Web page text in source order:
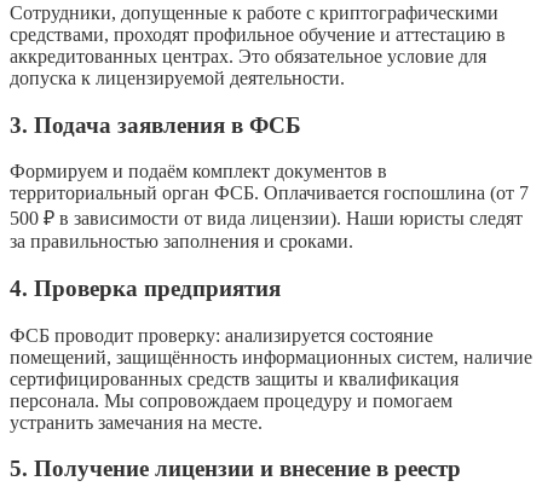
Сотрудники, допущенные к работе с криптографическими
средствами, проходят профильное обучение и аттестацию в
аккредитованных центрах. Это обязательное условие для
допуска к лицензируемой деятельности.
3. Подача заявления в ФСБ
Формируем и подаём комплект документов в
территориальный орган ФСБ. Оплачивается госпошлина (от 7
500 ₽ в зависимости от вида лицензии). Наши юристы следят
за правильностью заполнения и сроками.
4. Проверка предприятия
ФСБ проводит проверку: анализируется состояние
помещений, защищённость информационных систем, наличие
сертифицированных средств защиты и квалификация
персонала. Мы сопровождаем процедуру и помогаем
устранить замечания на месте.
5. Получение лицензии и внесение в реестр